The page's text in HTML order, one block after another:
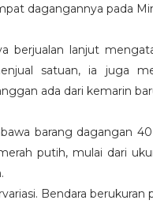
dagangannya pada
berjualan lanjut
satuan, ia juga
ada dari kemarin
barang dagangan
putih, mulai dari
Bendara berukuran